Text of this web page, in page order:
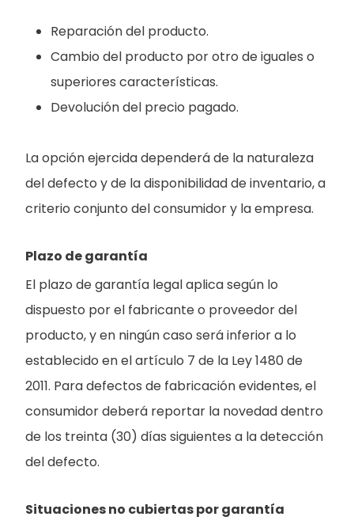
Reparación del producto.
Cambio del producto por otro de iguales o
superiores características.
Devolución del precio pagado.
La opción ejercida dependerá de la naturaleza
del defecto y de la disponibilidad de inventario, a
criterio conjunto del consumidor y la empresa.
Plazo de garantía
El plazo de garantía legal aplica según lo
dispuesto por el fabricante o proveedor del
producto, y en ningún caso será inferior a lo
establecido en el artículo 7 de la Ley 1480 de
2011. Para defectos de fabricación evidentes, el
consumidor deberá reportar la novedad dentro
de los treinta (30) días siguientes a la detección
del defecto.
Situaciones no cubiertas por garantía